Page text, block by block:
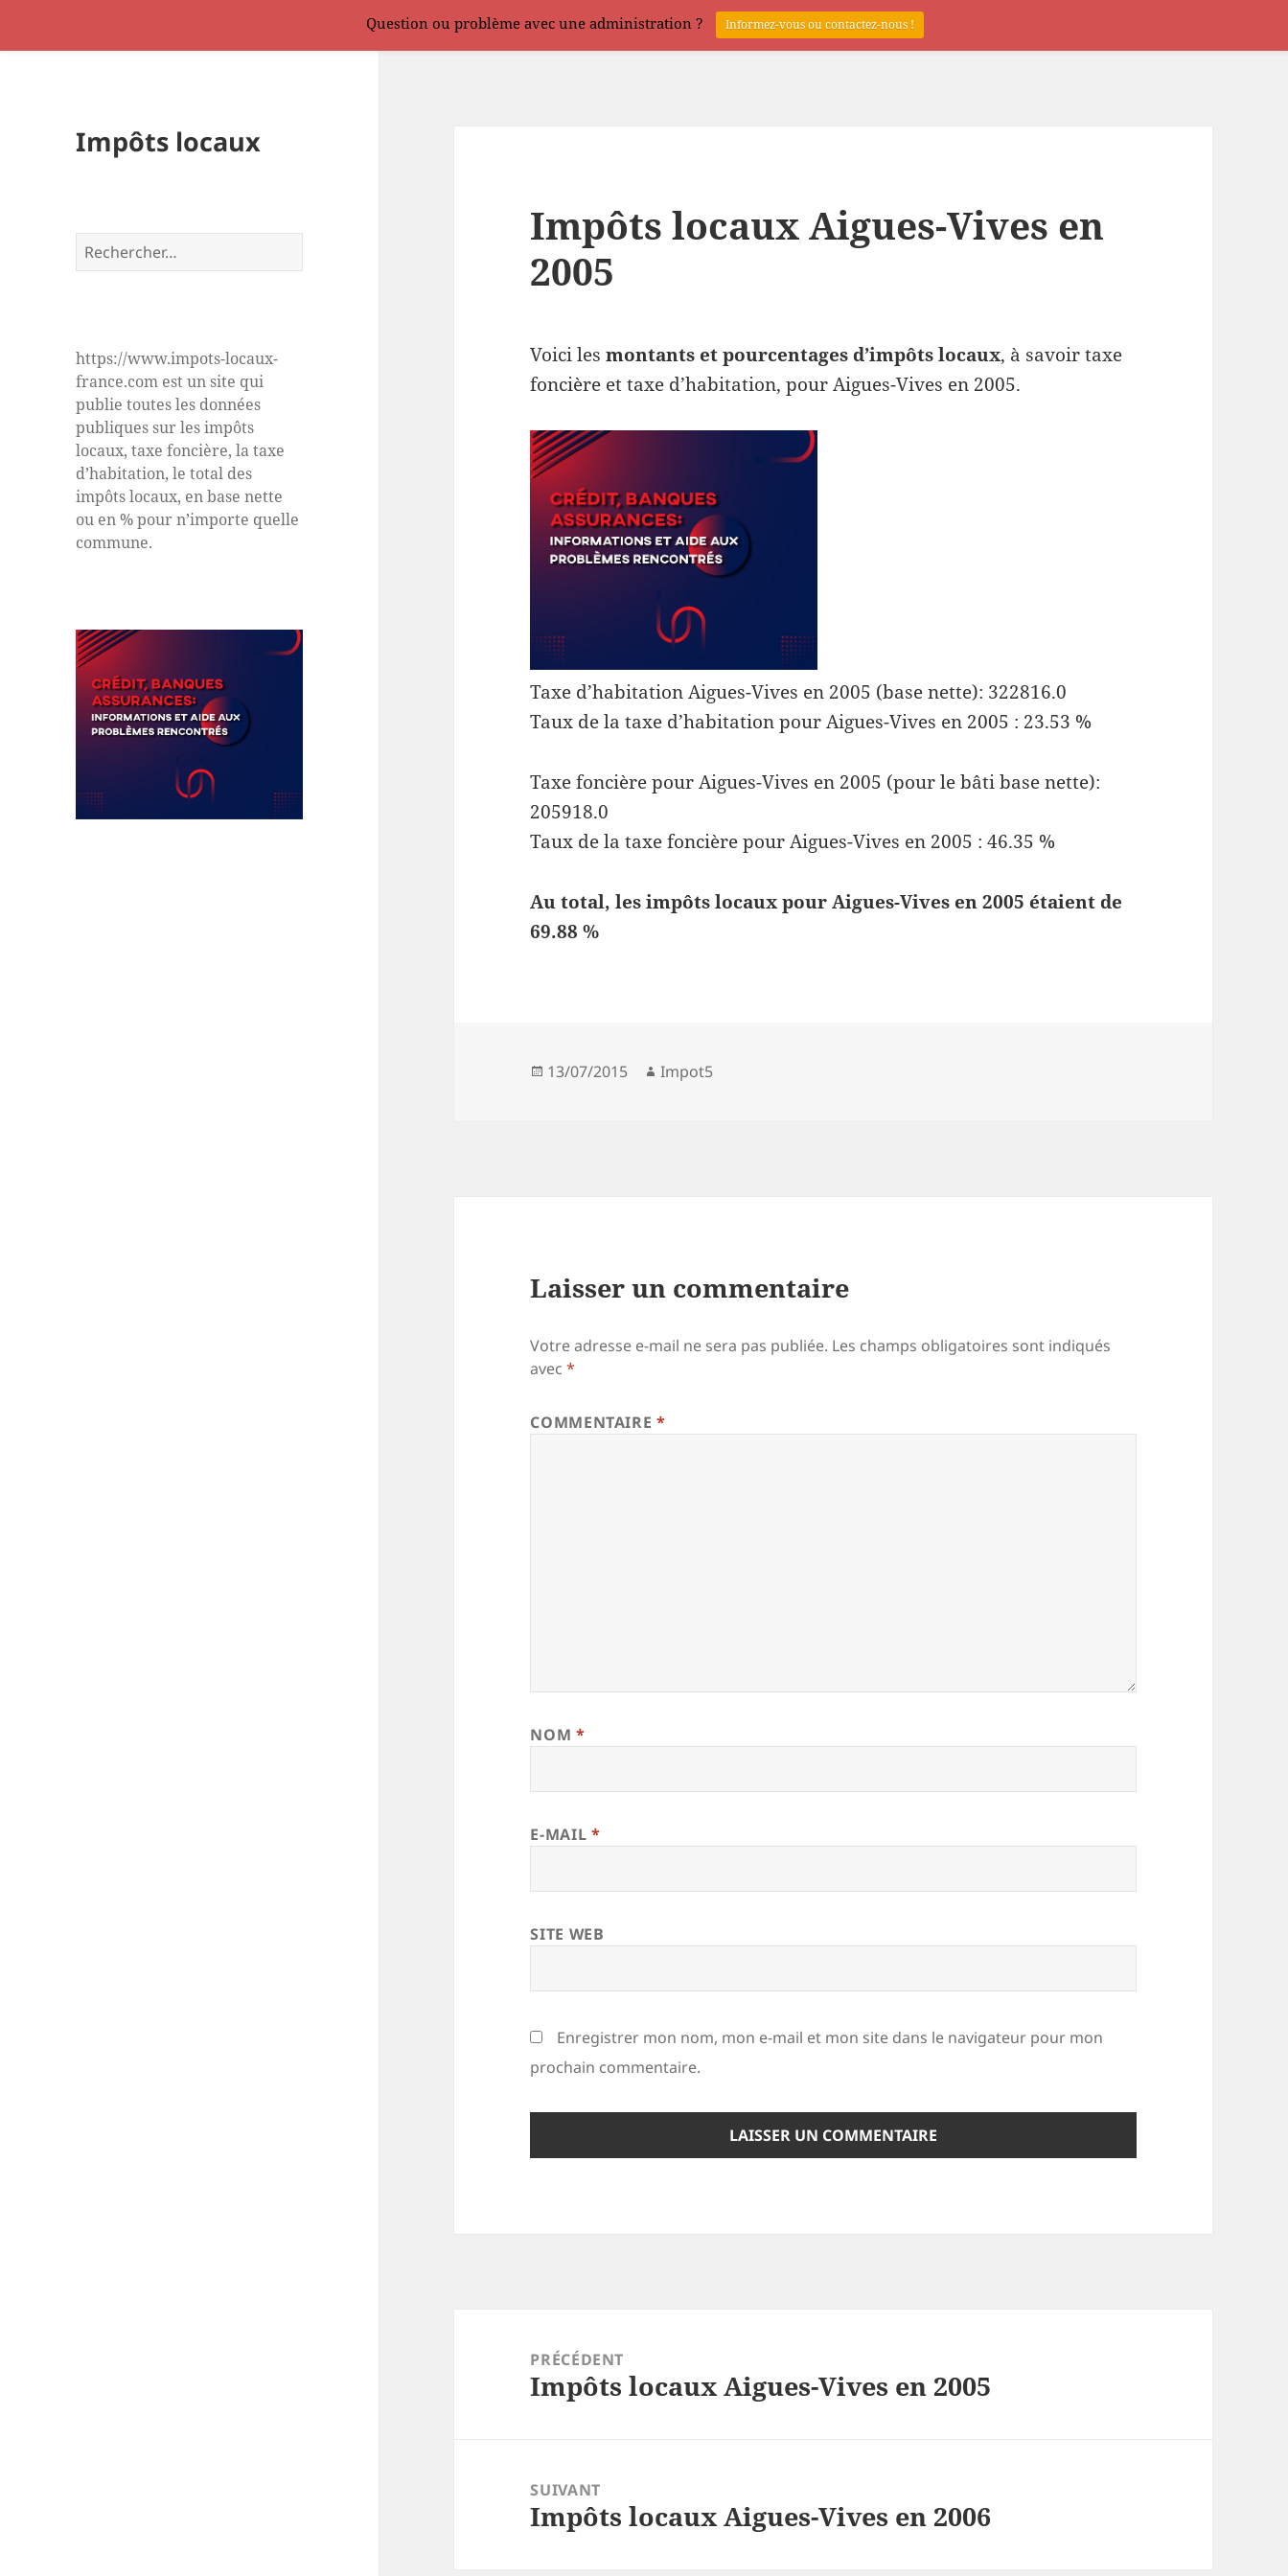
Impôts locaux
Rechercher :
https://www.impots-locaux-
france.com est un site qui
publie toutes les données
publiques sur les impôts
locaux, taxe foncière, la taxe
d’habitation, le total des
impôts locaux, en base nette
ou en % pour n’importe quelle
commune.
Impôts locaux Aigues-Vives en
2005
Voici lesmontants et pourcentages d’impôts locaux, à savoir taxe
foncière et taxe d’habitation, pour Aigues-Vives en 2005.
Taxe d’habitation Aigues-Vives en 2005 (base nette): 322816.0
Taux de la taxe d’habitation pour Aigues-Vives en 2005 : 23.53 %
Taxe foncière pour Aigues-Vives en 2005 (pour le bâti base nette):
205918.0
Taux de la taxe foncière pour Aigues-Vives en 2005 : 46.35 %
Au total, les impôts locaux pour Aigues-Vives en 2005 étaient de
69.88 %
Publié
13/07/2015 Auteur
Impot5
Laisser un commentaire
Votre adresse e-mail ne sera pas publiée. Les champs obligatoires sont indiqués
avec*
COMMENTAIRE*
NOM *
E-MAIL *
SITE WEB
Enregistrer mon nom, mon e-mail et mon site dans le navigateur pour mon
prochain commentaire.
PRÉCÉDENT
Article
Impôts locaux Aigues-Vives en 2005
SUIVANT
Article
Impôts locaux Aigues-Vives en 2006
Question ou problème avec une administration ? Informez-vous ou contactez-nous !